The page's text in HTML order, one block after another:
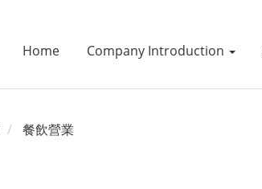
Home Company Introduction
餐飲營業